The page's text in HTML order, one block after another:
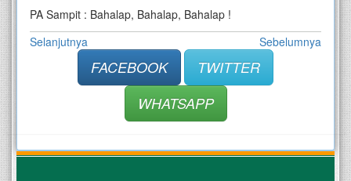
PA Sampit : Bahalap, Bahalap, Bahalap !
Selanjutnya
Sebelumnya
FACEBOOK
TWITTER
WHATSAPP